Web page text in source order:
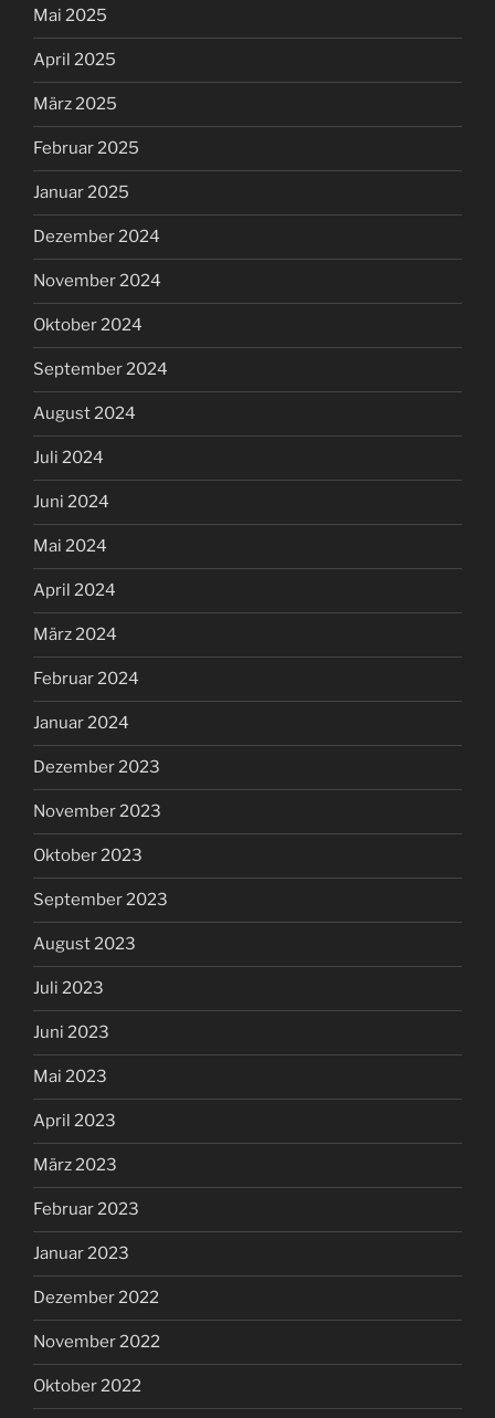
Mai 2025
April 2025
März 2025
Februar 2025
Januar 2025
Dezember 2024
November 2024
Oktober 2024
September 2024
August 2024
Juli 2024
Juni 2024
Mai 2024
April 2024
März 2024
Februar 2024
Januar 2024
Dezember 2023
November 2023
Oktober 2023
September 2023
August 2023
Juli 2023
Juni 2023
Mai 2023
April 2023
März 2023
Februar 2023
Januar 2023
Dezember 2022
November 2022
Oktober 2022